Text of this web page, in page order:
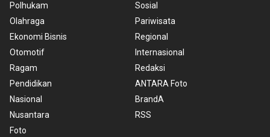
Polhukam
Olahraga
Ekonomi Bisnis
Otomotif
Ragam
Pendidikan
Nasional
Nusantara
Foto
Sosial
Pariwisata
Regional
Internasional
Redaksi
ANTARA Foto
BrandA
RSS